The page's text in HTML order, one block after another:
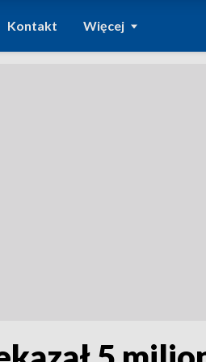
Kontakt Więcej